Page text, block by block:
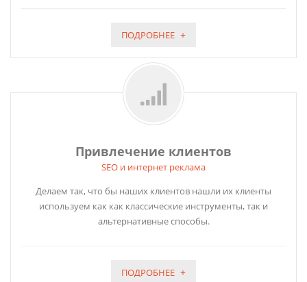
ПОДРОБНЕЕ
Привлечение клиентов
SEO и интернет реклама
Делаем так, что бы наших клиентов нашли их клиенты
используем как как классические инструменты, так и
альтернативные способы.
ПОДРОБНЕЕ